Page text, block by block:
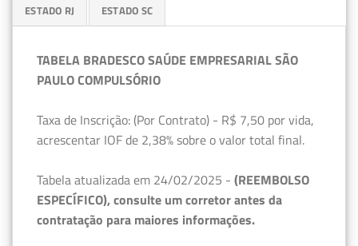
ESTADO RJ ESTADO SC
TABELA BRADESCO SAÚDE EMPRESARIAL SÃO
PAULO COMPULSÓRIO
Taxa de Inscrição: (Por Contrato) - R$ 7,50 por vida,
acrescentar IOF de 2,38% sobre o valor total final.
Tabela atualizada em 24/02/2025 - (REEMBOLSO
ESPECÍFICO), consulte um corretor antes da
contratação para maiores informações.